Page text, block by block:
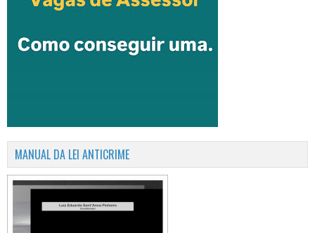
MANUAL DA LEI ANTICRIME